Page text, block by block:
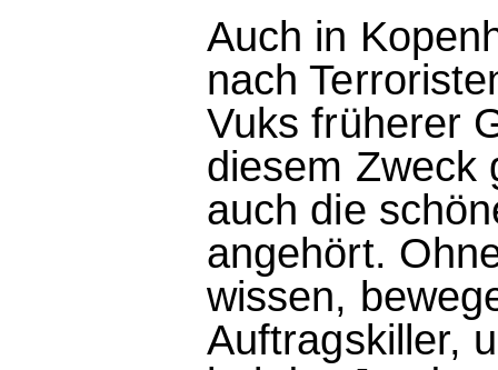
Auch in
nach
Vuks früherer
diesem Zweck
auch die
angehört.
wissen,
Auftragskiller,